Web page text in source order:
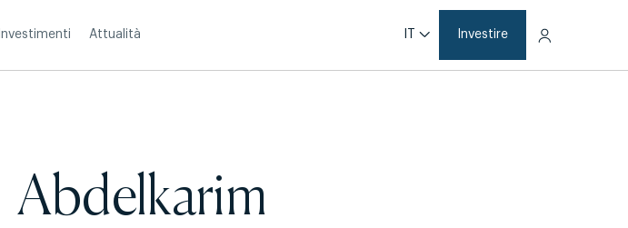
Investimenti Attualità Investire
Abdelkarim